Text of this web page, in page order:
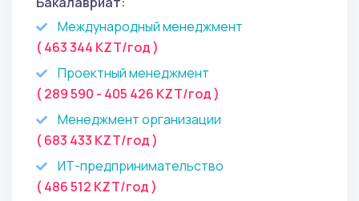
Международный менеджмент
( 463 344 KZT/год )
Проектный менеджмент
( 289 590 - 405 426 KZT/год )
Менеджмент организации
( 683 433 KZT/год )
ИТ-предпринимательство
( 486 512 KZT/год )